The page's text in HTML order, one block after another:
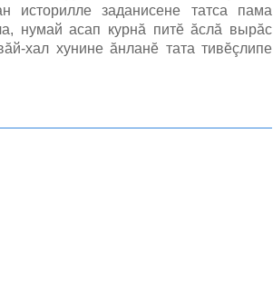
историлле заданисене татса пама
нумай асап курнă питĕ ăслă вырăс
хал хунине ăнланĕ тата тивĕçлипе